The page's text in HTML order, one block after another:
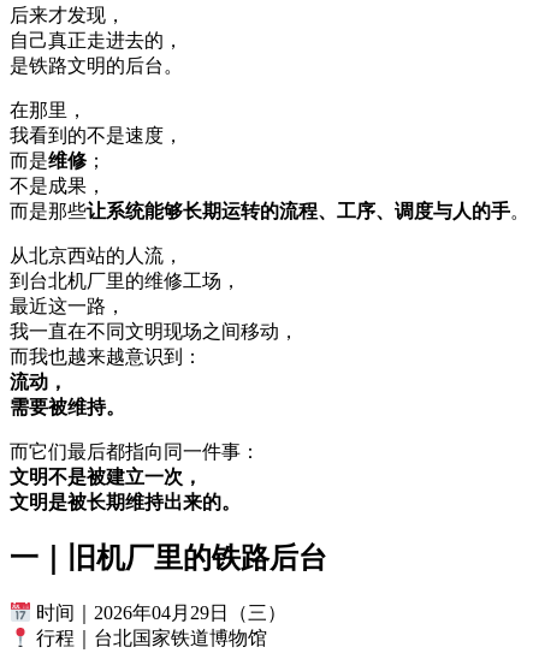
后来才发现，
自己真正走进去的，
是铁路文明的后台。
在那里，
我看到的不是速度，
而是维修 ；
不是成果，
而是那些让系统能够长期运转的流程、工序、调度与人的手。
从北京西站的人流，
到台北机厂里的维修工场，
最近这一路，
我一直在不同文明现场之间移动，
而我也越来越意识到：
流动，
需要被维持。
而它们最后都指向同一件事：
文明不是被建立一次，
文明是被长期维持出来的。
一｜旧机厂里的铁路后台
时间｜2026年04月29日（三）
行程｜台北国家铁道博物馆